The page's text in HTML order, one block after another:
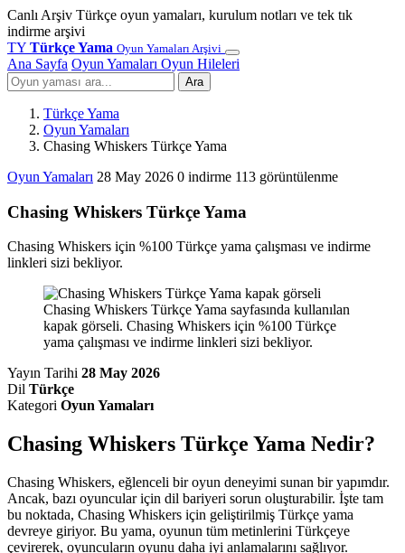
Canlı Arşiv Türkçe oyun yamaları, kurulum notları ve tek tık
indirme arşivi
TY Türkçe Yama Oyun Yamaları Arşivi
Ana Sayfa Oyun Yamaları Oyun Hileleri
Ara
Türkçe Yama
Oyun Yamaları
Chasing Whiskers Türkçe Yama
Oyun Yamaları 28 May 2026 0 indirme 113 görüntülenme
Chasing Whiskers Türkçe Yama
Chasing Whiskers için %100 Türkçe yama çalışması ve indirme
linkleri sizi bekliyor.
Chasing Whiskers Türkçe Yama sayfasında kullanılan
kapak görseli. Chasing Whiskers için %100 Türkçe
yama çalışması ve indirme linkleri sizi bekliyor.
Yayın Tarihi 28 May 2026
Dil Türkçe
Kategori Oyun Yamaları
Chasing Whiskers Türkçe Yama Nedir?
Chasing Whiskers, eğlenceli bir oyun deneyimi sunan bir yapımdır.
Ancak, bazı oyuncular için dil bariyeri sorun oluşturabilir. İşte tam
bu noktada, Chasing Whiskers için geliştirilmiş Türkçe yama
devreye giriyor. Bu yama, oyunun tüm metinlerini Türkçeye
çevirerek, oyuncuların oyunu daha iyi anlamalarını sağlıyor.